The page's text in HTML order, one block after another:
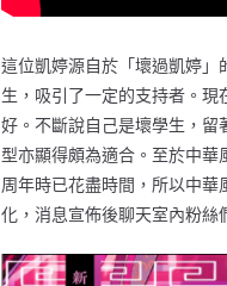
這位凱婷源自於「壞過凱婷
生，吸引了一定的支持者。
好。不斷說自己是壞學生，
型亦顯得頗為適合。至於中
周年時已花盡時間，所以中
化，消息宣佈後聊天室內粉絲